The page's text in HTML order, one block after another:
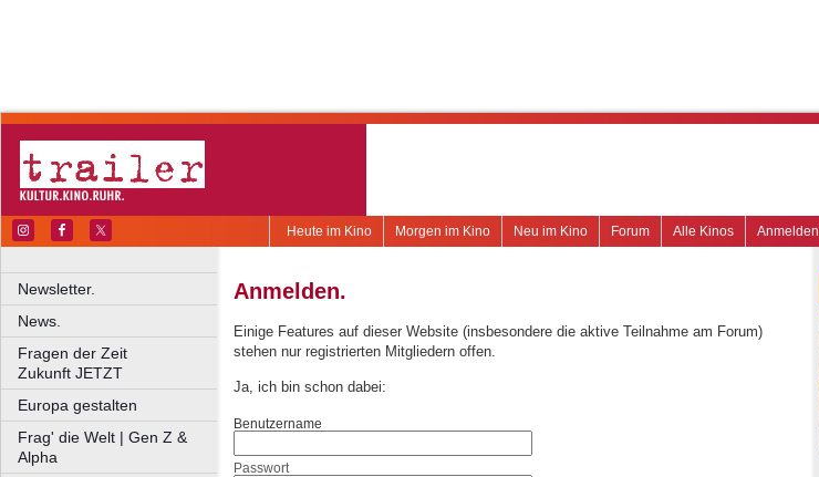
Anmelden
Alle Kinos
Forum
Neu im Kino
Morgen im Kino
Heute im Kino
Newsletter.
News.
Fragen der Zeit
Zukunft JETZT
Europa gestalten
Frag' die Welt | Gen Z &
Alpha
Anmelden.
Einige Features auf dieser Website (insbesondere die aktive Teilnahme am Forum)
stehen nur registrierten Mitgliedern offen.
Ja, ich bin schon dabei:
Benutzername
Passwort